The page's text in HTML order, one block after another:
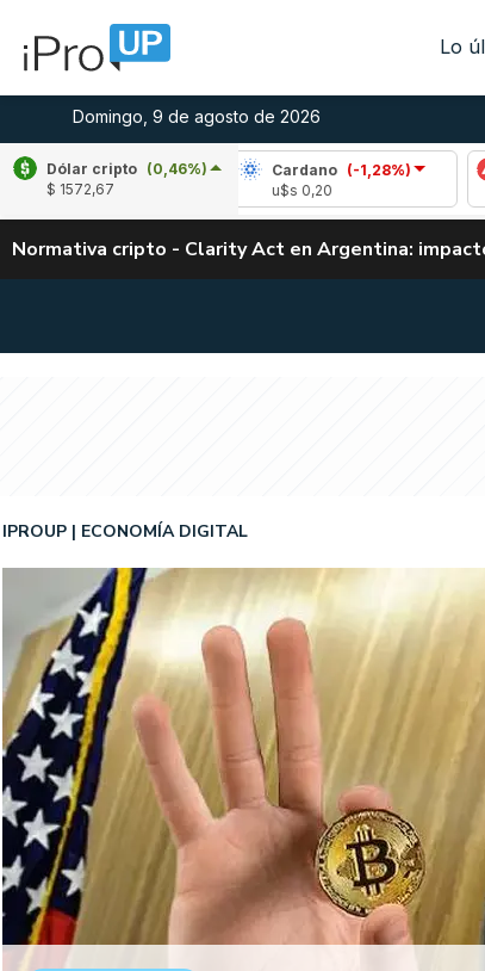
Lo
Domingo, 9 de agosto de 2026
Dólar cripto (0,46%)
$ 1572,67
(-0,34%)
Cardano
(-1,28%)
Normativa cripto - Clarity Act en Argentina:
IPROUP ECONOMÍA DIGITAL